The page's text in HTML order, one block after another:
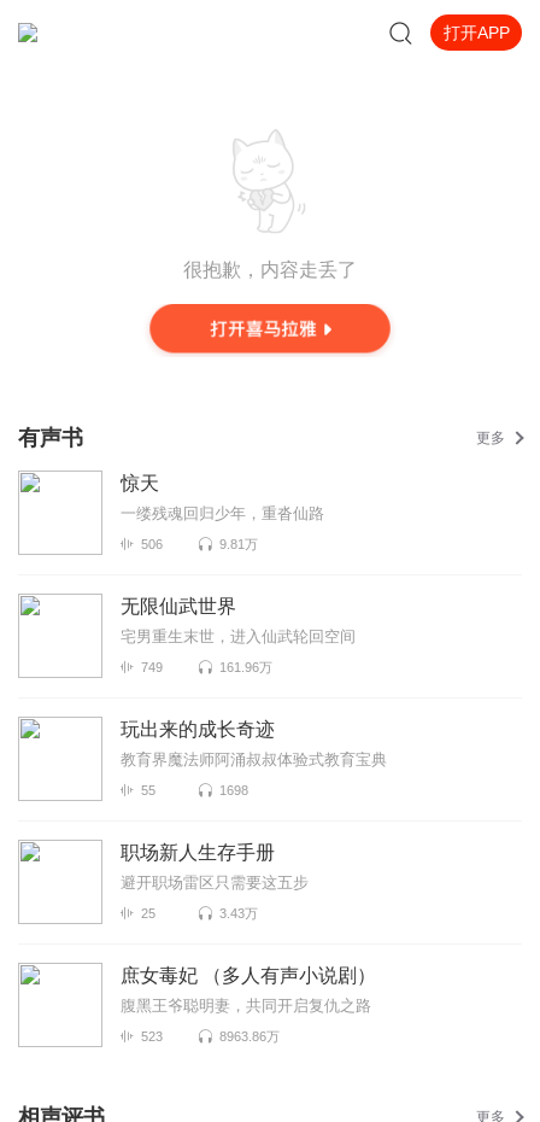
打开APP
很抱歉，内容走丢了
有声书 更多
惊天
一缕残魂回归少年，重沓仙路
506 9.81万
无限仙武世界
宅男重生末世，进入仙武轮回空间
749 161.96万
玩出来的成长奇迹
教育界魔法师阿涌叔叔体验式教育宝典
55 1698
职场新人生存手册
避开职场雷区只需要这五步
25 3.43万
庶女毒妃 （多人有声小说剧）
腹黑王爷聪明妻，共同开启复仇之路
523 8963.86万
相声评书 更多